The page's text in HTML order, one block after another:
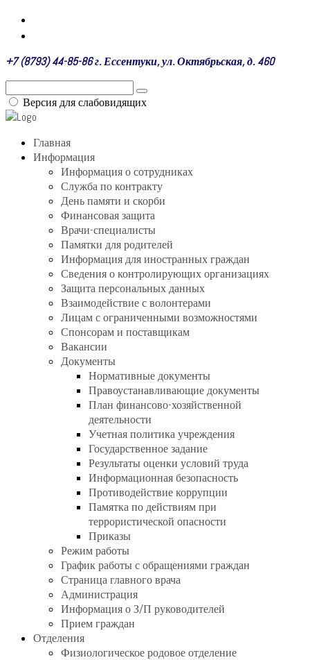
+7 (8793) 44-85-86 г. Ессентуки, ул. Октябрьская, д. 460
Версия для слабовидящих
Главная
Информация
Информация о сотрудниках
Служба по контракту
День памяти и скорби
Финансовая защита
Врачи-специалисты
Памятки для родителей
Информация для иностранных граждан
Сведения о контролирующих организациях
Защита персональных данных
Взаимодействие с волонтерами
Лицам с ограниченными возможностями
Спонсорам и поставщикам
Вакансии
Документы
Нормативные документы
Правоустанавливающие документы
План финансово-хозяйственной
деятельности
Учетная политика учреждения
Государственное задание
Результаты оценки условий труда
Информационная безопасность
Противодействие коррупции
Памятка по действиям при
террористической опасности
Приказы
Режим работы
График работы с обращениями граждан
Страница главного врача
Администрация
Информация о З/П руководителей
Прием граждан
Отделения
Физиологическое родовое отделение